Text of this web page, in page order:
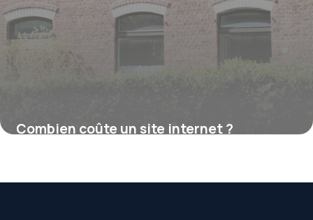
Combien coûte un site internet ?